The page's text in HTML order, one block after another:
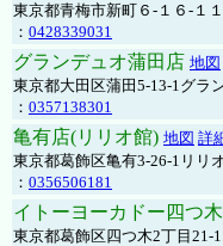
東京都青梅市新町６-１６-１１
： 0428339031
グランデュオ蒲田店 地図
東京都大田区蒲田5-13-1グラ
： 0357138301
亀有店(リリオ館) 地図 詳
東京都葛飾区亀有3-26-1リリ
： 0356506181
イトーヨーカドー四つ
東京都葛飾区四つ木2丁目21-